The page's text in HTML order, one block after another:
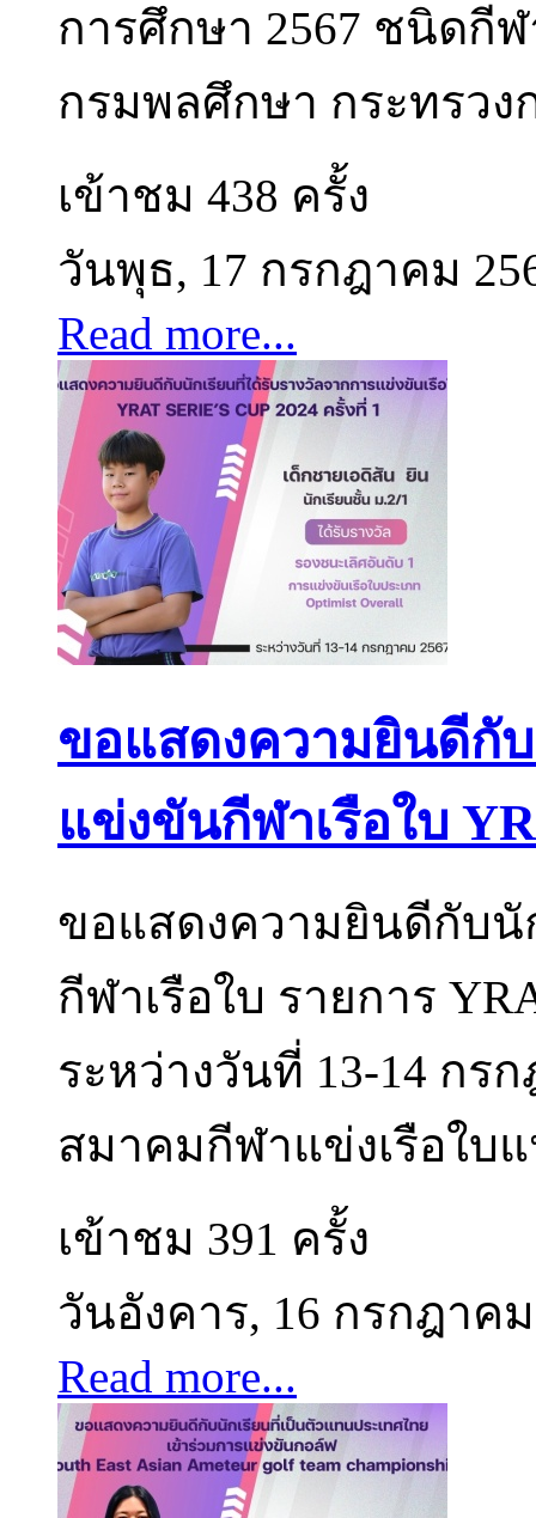
การศึกษา 2567 ชนิดกี
กรมพลศึกษา กระทรวง
เข้าชม 438 ครั้ง
วันพุธ, 17 กรกฎาคม
Read more...
ขอแสดงความยินดีกับ
แข่งขันกีฬาเรือใบ
ขอแสดงความยินดีกับนั
กีฬาเรือใบ รายการ
ระหว่างวันที่ 13-14 ก
สมาคมกีฬาแข่งเรือใบ
เข้าชม 391 ครั้ง
วันอังคาร, 16 กรกฎาคม
Read more...